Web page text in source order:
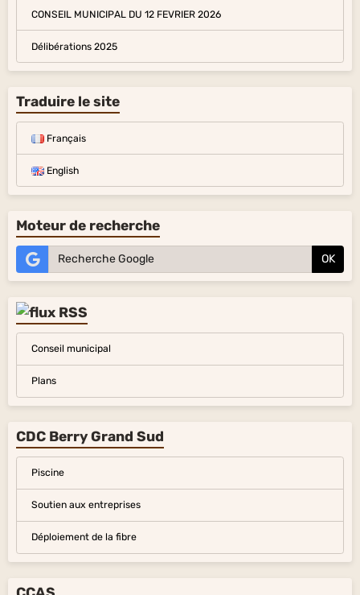
CONSEIL MUNICIPAL DU 12 FEVRIER 2026
Délibérations 2025
Traduire le site
Français
English
Moteur de recherche
OK
Conseil municipal
Plans
CDC Berry Grand Sud
Piscine
Soutien aux entreprises
Déploiement de la fibre